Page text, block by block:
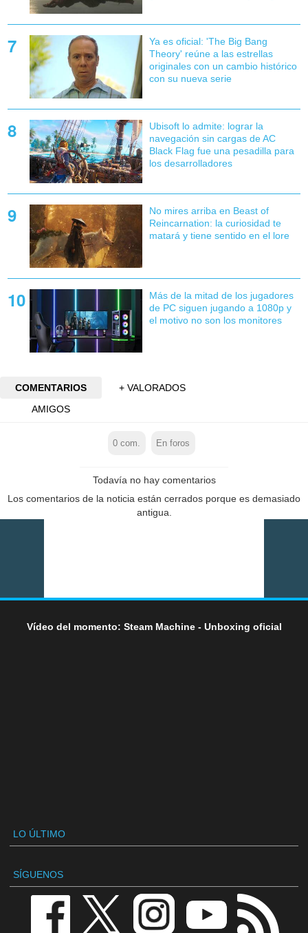
Ya es oficial: 'The Big Bang
Theory' reúne a las estrellas
originales con un cambio histórico
con su nueva serie
Ubisoft lo admite: lograr la
navegación sin cargas de AC
Black Flag fue una pesadilla para
los desarrolladores
No mires arriba en Beast of
Reincarnation: la curiosidad te
matará y tiene sentido en el lore
Más de la mitad de los jugadores
de PC siguen jugando a 1080p y
el motivo no son los monitores
COMENTARIOS
+ VALORADOS
AMIGOS
0 com. En foros
Todavía no hay comentarios
Los comentarios de la noticia están cerrados porque es demasiado
antigua.
Vídeo del momento: Steam Machine - Unboxing oficial
LO ÚLTIMO
SÍGUENOS